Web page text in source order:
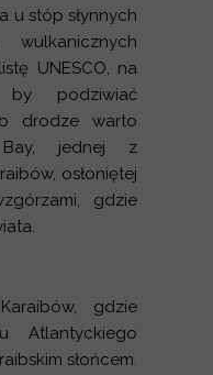
u stóp słynnych
UNESCO, na
podziwiać
drodze warto
jednej z
osłoniętej
gdzie
gdzie
Atlantyckiego
słońcem.